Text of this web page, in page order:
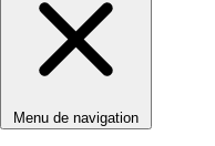
Menu de navigation